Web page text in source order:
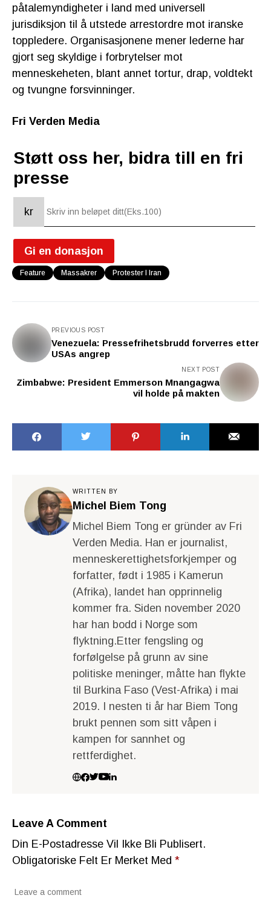
påtalemyndigheter i land med universell
jurisdiksjon til å utstede arrestordre mot iranske
toppledere. Organisasjonene mener lederne har
gjort seg skyldige i forbrytelser mot
menneskeheten, blant annet tortur, drap, voldtekt
og tvungne forsvinninger.
Fri Verden Media
Støtt oss her, bidra till en fri
presse
kr
Gi en donasjon
Feature Massakrer Protester I Iran
PREVIOUS POST
Venezuela: Pressefrihetsbrudd forverres etter
USAs angrep
NEXT POST
Zimbabwe: President Emmerson Mnangagwa
vil holde på makten
WRITTEN BY
Michel Biem Tong
Michel Biem Tong er gründer av Fri
Verden Media. Han er journalist,
menneskerettighetsforkjemper og
forfatter, født i 1985 i Kamerun
(Afrika), landet han opprinnelig
kommer fra. Siden november 2020
har han bodd i Norge som
flyktning.Etter fengsling og
forfølgelse på grunn av sine
politiske meninger, måtte han flykte
til Burkina Faso (Vest-Afrika) i mai
2019. I nesten ti år har Biem Tong
brukt pennen som sitt våpen i
kampen for sannhet og
rettferdighet.
Leave A Comment
Din E-Postadresse Vil Ikke Bli Publisert.
Obligatoriske Felt Er Merket Med *